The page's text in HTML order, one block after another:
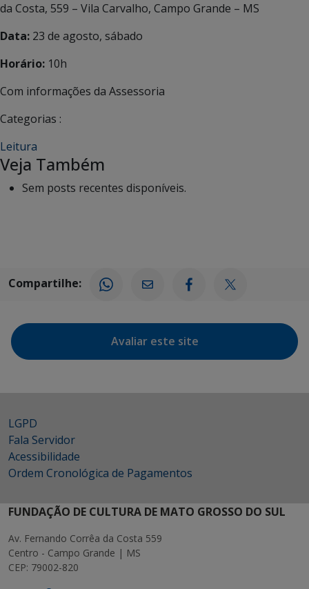
da Costa, 559 – Vila Carvalho, Campo Grande – MS
Data: 23 de agosto, sábado
Horário: 10h
Com informações da Assessoria
Categorias :
Leitura
Veja Também
Sem posts recentes disponíveis.
Compartilhe:
Avaliar este site
LGPD
Fala Servidor
Acessibilidade
Ordem Cronológica de Pagamentos
FUNDAÇÃO DE CULTURA DE MATO GROSSO DO SUL
Av. Fernando Corrêa da Costa 559
Centro - Campo Grande | MS
CEP: 79002-820